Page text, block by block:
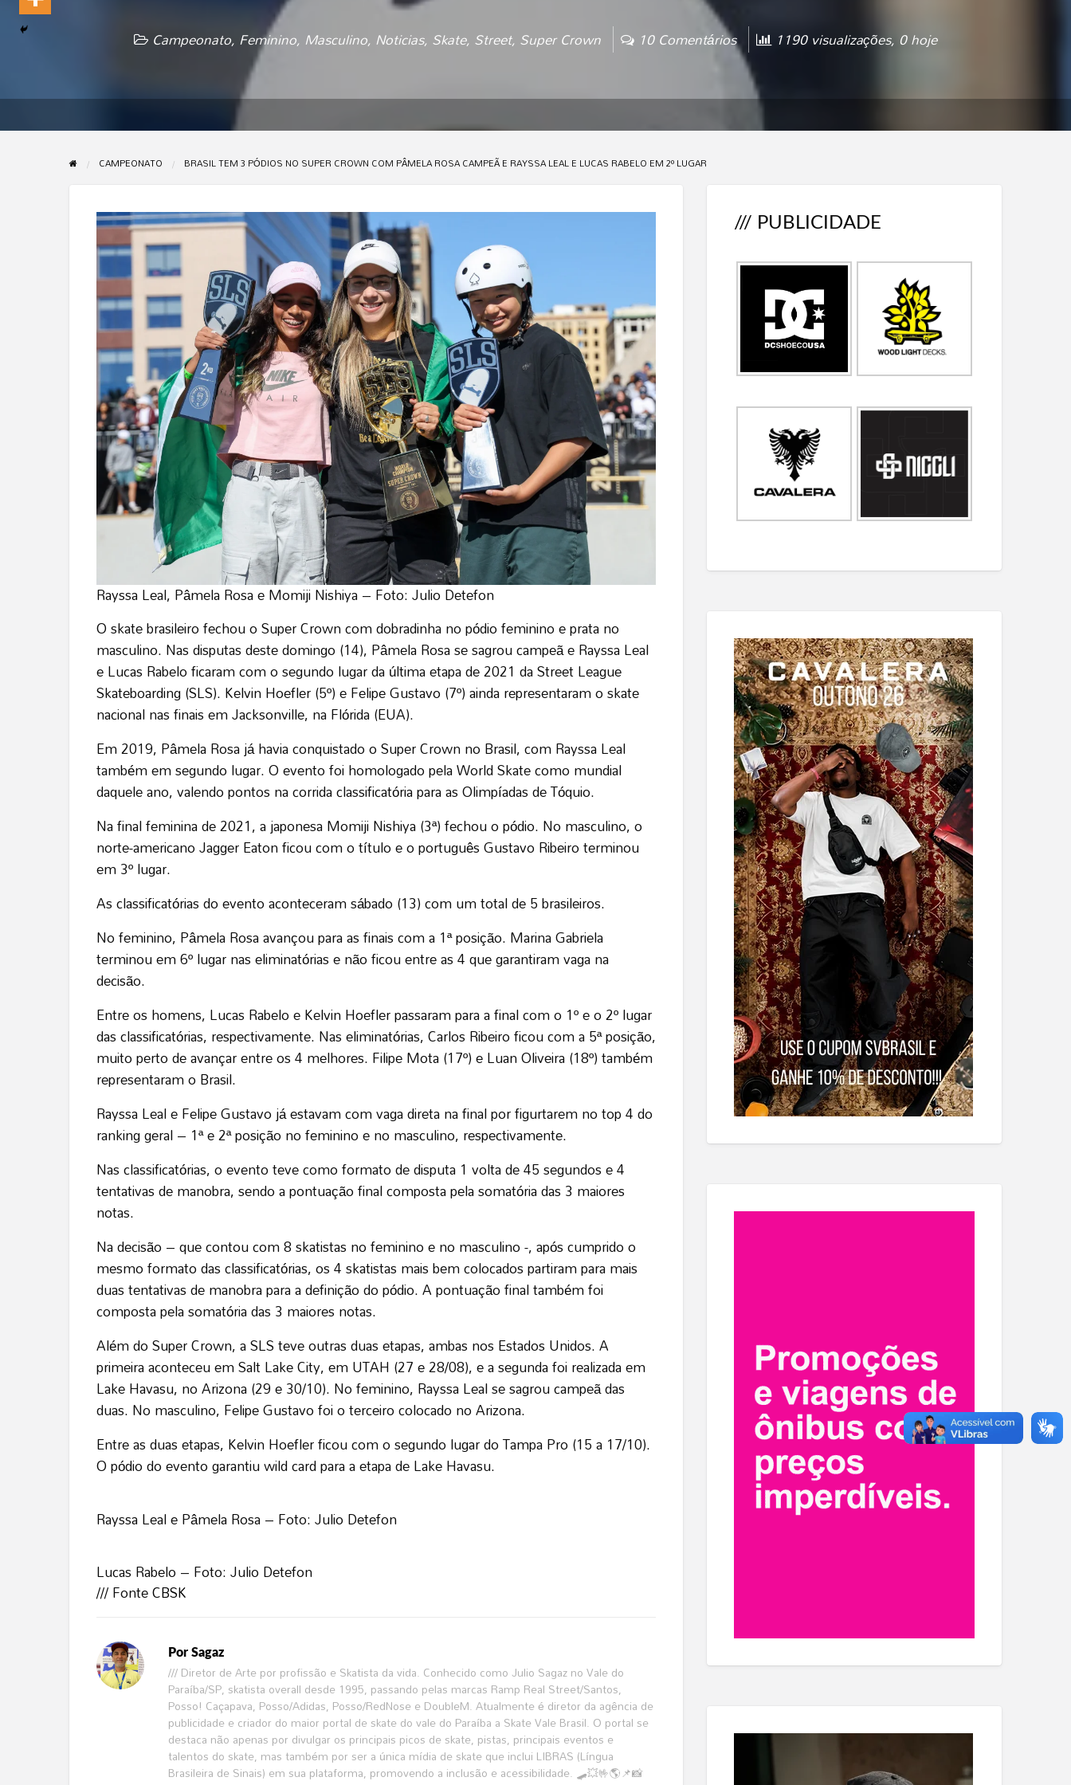
Campeonato, Feminino, Masculino, Noticias, Skate, Street, Super Crown 10 Comentários 1190 visualizações, 0 hoje
CAMPEONATO BRASIL TEM 3 PÓDIOS NO SUPER CROWN COM PÂMELA ROSA CAMPEÃ E RAYSSA LEAL E LUCAS RABELO EM 2º LUGAR
Rayssa Leal, Pâmela Rosa e Momiji Nishiya – Foto: Julio Detefon
O skate brasileiro fechou o Super Crown com dobradinha no pódio feminino e prata no
masculino. Nas disputas deste domingo (14), Pâmela Rosa se sagrou campeã e Rayssa Leal
e Lucas Rabelo ficaram com o segundo lugar da última etapa de 2021 da Street League
Skateboarding (SLS). Kelvin Hoefler (5º) e Felipe Gustavo (7º) ainda representaram o skate
nacional nas finais em Jacksonville, na Flórida (EUA).
Em 2019, Pâmela Rosa já havia conquistado o Super Crown no Brasil, com Rayssa Leal
também em segundo lugar. O evento foi homologado pela World Skate como mundial
daquele ano, valendo pontos na corrida classificatória para as Olimpíadas de Tóquio.
Na final feminina de 2021, a japonesa Momiji Nishiya (3ª) fechou o pódio. No masculino, o
norte-americano Jagger Eaton ficou com o título e o português Gustavo Ribeiro terminou
em 3º lugar.
As classificatórias do evento aconteceram sábado (13) com um total de 5 brasileiros.
No feminino, Pâmela Rosa avançou para as finais com a 1ª posição. Marina Gabriela
terminou em 6º lugar nas eliminatórias e não ficou entre as 4 que garantiram vaga na
decisão.
Entre os homens, Lucas Rabelo e Kelvin Hoefler passaram para a final com o 1º e o 2º lugar
das classificatórias, respectivamente. Nas eliminatórias, Carlos Ribeiro ficou com a 5ª posição,
muito perto de avançar entre os 4 melhores. Filipe Mota (17º) e Luan Oliveira (18º) também
representaram o Brasil.
Rayssa Leal e Felipe Gustavo já estavam com vaga direta na final por figurtarem no top 4 do
ranking geral – 1ª e 2ª posição no feminino e no masculino, respectivamente.
Nas classificatórias, o evento teve como formato de disputa 1 volta de 45 segundos e 4
tentativas de manobra, sendo a pontuação final composta pela somatória das 3 maiores
notas.
Na decisão – que contou com 8 skatistas no feminino e no masculino -, após cumprido o
mesmo formato das classificatórias, os 4 skatistas mais bem colocados partiram para mais
duas tentativas de manobra para a definição do pódio. A pontuação final também foi
composta pela somatória das 3 maiores notas.
Além do Super Crown, a SLS teve outras duas etapas, ambas nos Estados Unidos. A
primeira aconteceu em Salt Lake City, em UTAH (27 e 28/08), e a segunda foi realizada em
Lake Havasu, no Arizona (29 e 30/10). No feminino, Rayssa Leal se sagrou campeã das
duas. No masculino, Felipe Gustavo foi o terceiro colocado no Arizona.
Entre as duas etapas, Kelvin Hoefler ficou com o segundo lugar do Tampa Pro (15 a 17/10).
O pódio do evento garantiu wild card para a etapa de Lake Havasu.
Rayssa Leal e Pâmela Rosa – Foto: Julio Detefon
Lucas Rabelo – Foto: Julio Detefon
/// FonteCBSK
Por Sagaz
/// Diretor de Arte por profissão e Skatista da vida. Conhecido como Julio Sagaz no Vale do
Paraíba/SP, skatista overall desde 1995, passando pelas marcas Ramp Real Street/Santos,
Posso! Caçapava, Posso/Adidas, Posso/RedNose e DoubleM. Atualmente é diretor da agência de
publicidade e criador do maior portal de skate do vale do Paraíba a Skate Vale Brasil. O portal se
destaca não apenas por divulgar os principais picos de skate, pistas, principais eventos e
talentos do skate, mas também por ser a única mídia de skate que inclui LIBRAS (Língua
Brasileira de Sinais) em sua plataforma, promovendo a inclusão e acessibilidade. 🛹💥🤟🌎📌📸
/// PUBLICIDADE